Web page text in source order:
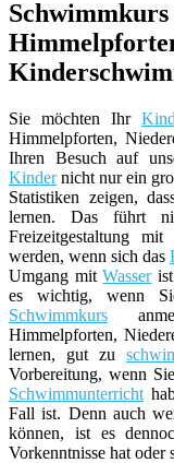
Sie möchten Ihr Kind
Himmelpforten,
Ihren Besuch auf
Kindernicht nur ein
Statistiken zeigen,
lernen. Das führt
Freizeitgestaltung
werden, wenn sich das
Umgang mitWasser
es wichtig, wenn
Schwimmkurs
Himmelpforten,
lernen, gut zu
Vorbereitung, wenn
Schwimmunterricht
Fall ist. Denn auch
können, ist es
Vorkenntnisse hat oder